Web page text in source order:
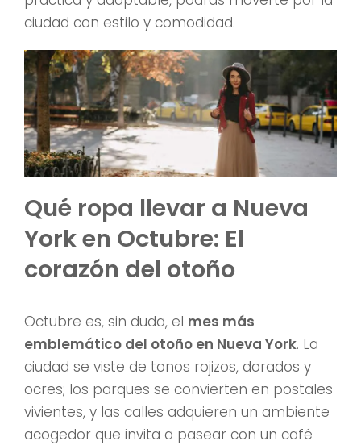
ciudad con estilo y comodidad.
Qué ropa llevar a Nueva
York en Octubre: El
corazón del otoño
Octubre es, sin duda, el mes más
emblemático del otoño en Nueva York. La
ciudad se viste de tonos rojizos, dorados y
ocres; los parques se convierten en postales
vivientes, y las calles adquieren un ambiente
acogedor que invita a pasear con un café